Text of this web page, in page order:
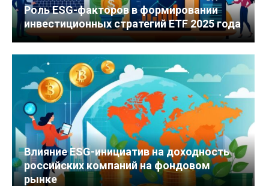
Роль ESG-факторов в формировании
инвестиционных стратегий ETF 2025 года
Влияние ESG-инициатив на доходность
российских компаний на фондовом
рынке